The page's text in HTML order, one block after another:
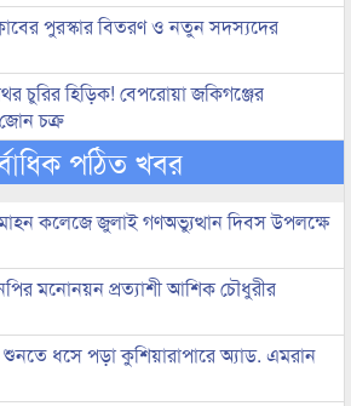
পুরস্কার বিতরণ ও নতুন সদস্যদের
চুরির হিড়িক! বেপরোয়া জকিগঞ্জের
চক্র
পঠিত খবর
কলেজে জুলাই গণঅভ্যুত্থান দিবস উপলক্ষে
মনোনয়ন প্রত্যাশী আশিক চৌধুরীর
শুনতে ধসে পড়া কুশিয়ারাপারে অ্যাড. এমরান